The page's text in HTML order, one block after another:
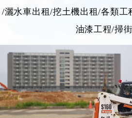
/灑水車出租/挖土機出租/各類工
油漆工程/掃